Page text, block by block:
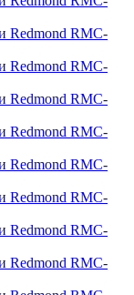
Redmond RMC-
Redmond RMC-
Redmond RMC-
Redmond RMC-
Redmond RMC-
Redmond RMC-
Redmond RMC-
Redmond RMC-